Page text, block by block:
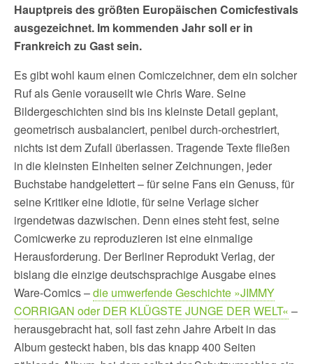
Hauptpreis des größten Europäischen Comicfestivals
ausgezeichnet. Im kommenden Jahr soll er in
Frankreich zu Gast sein.
Es gibt wohl kaum einen Comiczeichner, dem ein solcher
Ruf als Genie vorauseilt wie Chris Ware. Seine
Bildergeschichten sind bis ins kleinste Detail geplant,
geometrisch ausbalanciert, penibel durch-orchestriert,
nichts ist dem Zufall überlassen. Tragende Texte fließen
in die kleinsten Einheiten seiner Zeichnungen, jeder
Buchstabe handgelettert – für seine Fans ein Genuss, für
seine Kritiker eine Idiotie, für seine Verlage sicher
irgendetwas dazwischen. Denn eines steht fest, seine
Comicwerke zu reproduzieren ist eine einmalige
Herausforderung. Der Berliner Reprodukt Verlag, der
bislang die einzige deutschsprachige Ausgabe eines
Ware-Comics –die umwerfende Geschichte »JIMMY
CORRIGAN oder DER KLÜGSTE JUNGE DER WELT« –
herausgebracht hat, soll fast zehn Jahre Arbeit in das
Album gesteckt haben, bis das knapp 400 Seiten